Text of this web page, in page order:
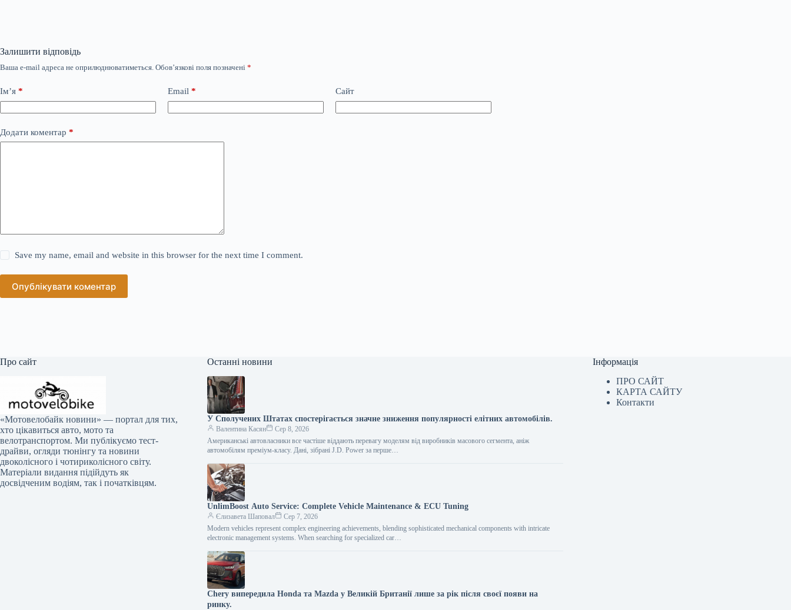
Залишити відповідь
Ваша e-mail адреса не оприлюднюватиметься. Обов’язкові поля позначені *
Ім’я * Email * Сайт
Додати коментар *
Save my name, email and website in this browser for the next time I comment.
Опублікувати коментар
Про сайт
«Мотовелобайк новини» — портал для тих,
хто цікавиться авто, мото та
велотранспортом. Ми публікуємо тест-
драйви, огляди тюнінгу та новини
двоколісного і чотириколісного світу.
Матеріали видання підійдуть як
досвідченим водіям, так і початківцям.
Останні новини
У Сполучених Штатах спостерігається значне зниження популярності елітних автомобілів.
Валентина Касян
Сер 8, 2026
Американські автовласники все частіше віддають перевагу моделям від виробників масового сегмента, аніж
автомобілям преміум-класу. Дані, зібрані J.D. Power за перше…
UnlimBoost Auto Service: Complete Vehicle Maintenance & ECU Tuning
Єлизавета Шаповал
Сер 7, 2026
Modern vehicles represent complex engineering achievements, blending sophisticated mechanical components with intricate
electronic management systems. When searching for specialized car…
Chery випередила Honda та Mazda у Великій Британії лише за рік після своєї появи на
ринку.
Інформація
ПРО САЙТ
КАРТА САЙТУ
Контакти